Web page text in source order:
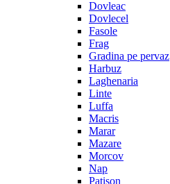
Dovleac
Dovlecel
Fasole
Frag
Gradina pe pervaz
Harbuz
Laghenaria
Linte
Luffa
Macris
Marar
Mazare
Morcov
Nap
Patison